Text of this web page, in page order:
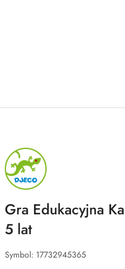
NAZWA
PRODUCENTA:
DJECO
Gra Edukacyjna
5 lat
Symbol: 17732945365